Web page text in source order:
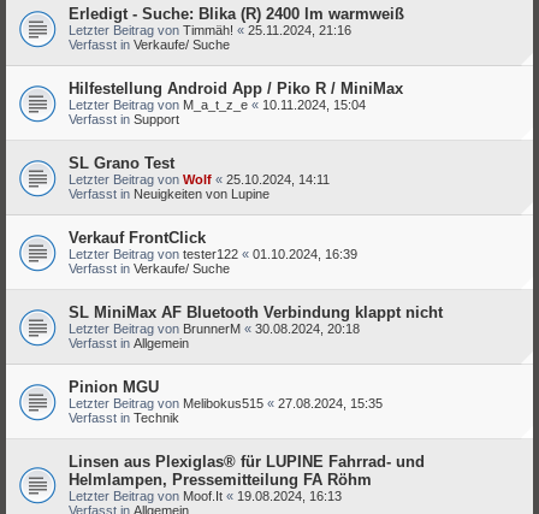
Erledigt - Suche: Blika (R) 2400 lm warmweiß
Letzter Beitrag von Timmäh! « 25.11.2024, 21:16
Verfasst in Verkaufe/ Suche
Hilfestellung Android App / Piko R / MiniMax
Letzter Beitrag von M_a_t_z_e « 10.11.2024, 15:04
Verfasst in Support
SL Grano Test
Letzter Beitrag von Wolf « 25.10.2024, 14:11
Verfasst in Neuigkeiten von Lupine
Verkauf FrontClick
Letzter Beitrag von tester122 « 01.10.2024, 16:39
Verfasst in Verkaufe/ Suche
SL MiniMax AF Bluetooth Verbindung klappt nicht
Letzter Beitrag von BrunnerM « 30.08.2024, 20:18
Verfasst in Allgemein
Pinion MGU
Letzter Beitrag von Melibokus515 « 27.08.2024, 15:35
Verfasst in Technik
Linsen aus Plexiglas® für LUPINE Fahrrad- und
Helmlampen, Pressemitteilung FA Röhm
Letzter Beitrag von Moof.It « 19.08.2024, 16:13
Verfasst in Allgemein